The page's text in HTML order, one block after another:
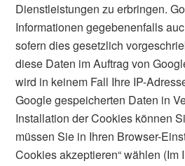
Dienstleistungen zu erbringen.
Informationen gegebenenfalls
sofern dies gesetzlich
diese Daten im Auftrag von
wird in keinem Fall Ihre IP-
Google gespeicherten Daten in
Installation der Cookies können
müssen Sie in Ihren Browser-
Cookies akzeptieren“ wählen (Im